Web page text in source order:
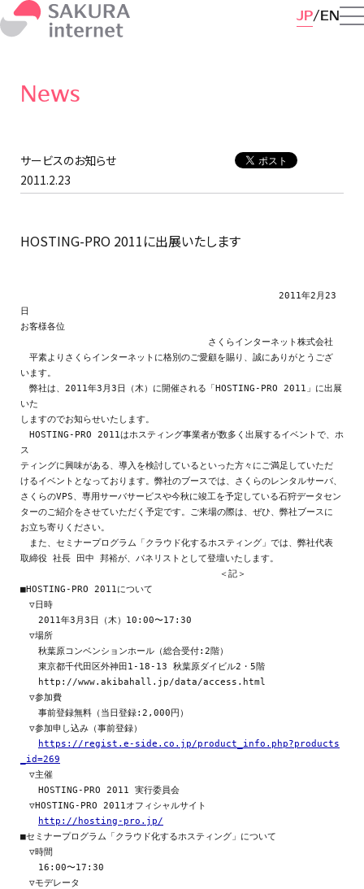
JP EN
News
サービスのお知らせ
2011.2.23
HOSTING-PRO 2011に出展いたします
2011年2月23
日
お客様各位
さくらインターネット株式会社
平素よりさくらインターネットに格別のご愛顧を賜り、誠にありがとうござ
います。
弊社は、2011年3月3日（木）に開催される「HOSTING-PRO 2011」に出展
いた
しますのでお知らせいたします。
HOSTING-PRO 2011はホスティング事業者が数多く出展するイベントで、ホ
ス
ティングに興味がある、導入を検討しているといった方々にご満足していただ
けるイベントとなっております。弊社のブースでは、さくらのレンタルサーバ、
さくらのVPS、専用サーバサービスや今秋に竣工を予定している石狩データセン
ターのご紹介をさせていただく予定です。ご来場の際は、ぜひ、弊社ブースに
お立ち寄りください。
また、セミナープログラム「クラウド化するホスティング」では、弊社代表
取締役 社長 田中 邦裕が、パネリストとして登壇いたします。
■HOSTING-PRO 2011について
▽日時
2011年3月3日（木）10:00〜17:30
▽場所
秋葉原コンベンションホール（総合受付:2階）
東京都千代田区外神田1-18-13 秋葉原ダイビル2・5階
http://www.akibahall.jp/data/access.html
▽参加費
事前登録無料（当日登録:2,000円）
▽参加申し込み（事前登録）
https://regist.e-side.co.jp/product_info.php?products
_id=269
▽主催
HOSTING-PRO 2011 実行委員会
▽HOSTING-PRO 2011オフィシャルサイト
http://hosting-pro.jp/
■セミナープログラム「クラウド化するホスティング」について
▽時間
16:00〜17:30
▽モデレータ